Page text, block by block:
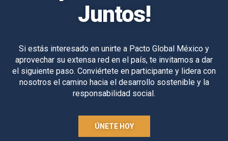
Juntos!
Si estás interesado en unirte a Pacto Global México y
aprovechar su extensa red en el país, te invitamos a dar
el siguiente paso. Conviértete en participante y lidera con
nosotros el camino hacia el desarrollo sostenible y la
responsabilidad social.
ÚNETE HOY